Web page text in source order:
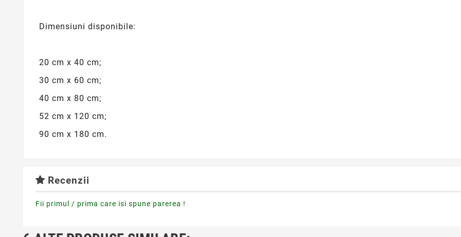
Dimensiuni disponibile:
20 cm x 40 cm;
30 cm x 60 cm;
40 cm x 80 cm;
52 cm x 120 cm;
90 cm x 180 cm.
Recenzii
Fii primul / prima care isi spune parerea !